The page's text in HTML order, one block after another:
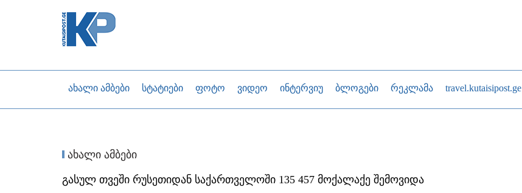
ახალი ამბები სტატიები ფოტო ვიდეო ინტერვიუ ბლოგები რეკლამა travel.kutaisipost.ge
ახალი ამბები
გასულ თვეში რუსეთიდან საქართველოში 135 457 მოქალაქე შემოვიდა